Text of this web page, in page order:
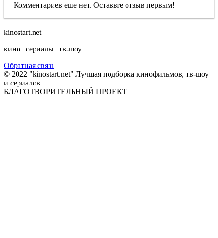
Комментариев еще нет. Оставьте отзыв первым!
kinostart.net
кино | сериалы | тв-шоу
Обратная связь
© 2022 "kinostart.net" Лучшая подборка кинофильмов, тв-шоу
и сериалов.
БЛАГОТВОРИТЕЛЬНЫЙ ПРОЕКТ.